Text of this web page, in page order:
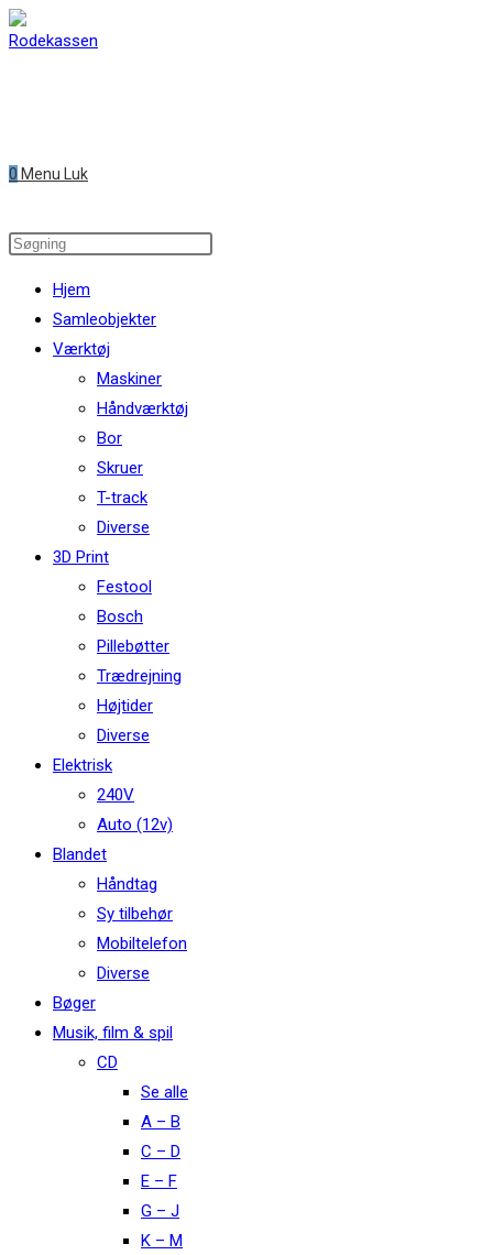
Skip
to
0 Menu Luk
Search
website
Hjem
Samleobjekter
Værktøj
Maskiner
Håndværktøj
Bor
Skruer
T-track
Diverse
3D Print
Festool
Bosch
Pillebøtter
Trædrejning
Højtider
Diverse
Elektrisk
240V
Auto (12v)
Blandet
Håndtag
Sy tilbehør
Mobiltelefon
Diverse
Bøger
Musik, film & spil
CD
Se alle
A – B
C – D
E – F
G – J
K – M